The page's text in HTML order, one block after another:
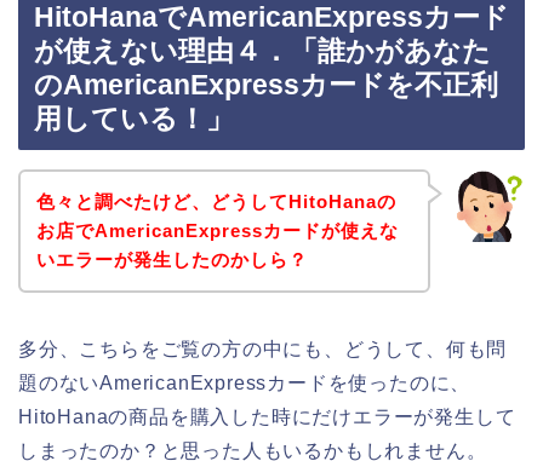
HitoHanaでAmericanExpressカード
が使えない理由４．「誰かがあなた
のAmericanExpressカードを不正利
用している！」
色々と調べたけど、どうしてHitoHanaの
お店でAmericanExpressカードが使えな
いエラーが発生したのかしら？
多分、こちらをご覧の方の中にも、どうして、何も問
題のないAmericanExpressカードを使ったのに、
HitoHanaの商品を購入した時にだけエラーが発生して
しまったのか？と思った人もいるかもしれません。